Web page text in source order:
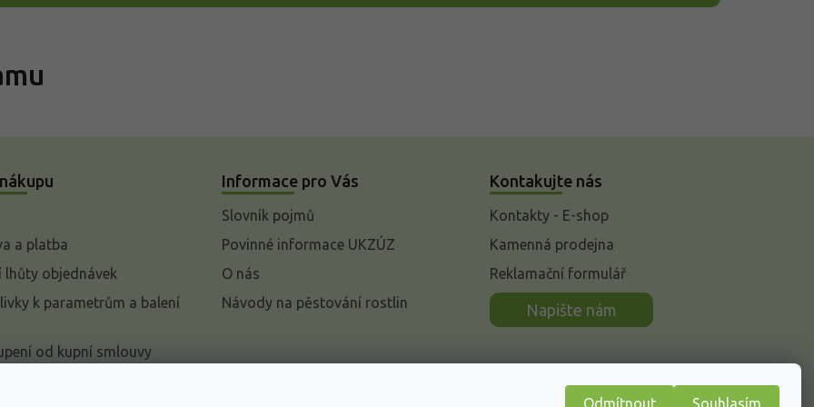
Odmítnout Souhlasím
a platba
lhůty objednávek
k parametrům a balení
od kupní smlouvy
Informace pro Vás
Slovník pojmů
Povinné informace UKZÚZ
O nás
Návody na pěstování rostlin
Kontakujte nás
Kontakty - E-shop
Kamenná prodejna
Reklamační formulář
Napište nám